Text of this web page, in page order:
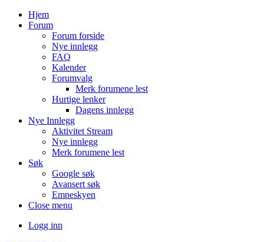
Hjem
Forum
Forum forside
Nye innlegg
FAQ
Kalender
Forumvalg
Merk forumene lest
Hurtige lenker
Dagens innlegg
Nye Innlegg
Aktivitet Stream
Nye innlegg
Merk forumene lest
Søk
Google søk
Avansert søk
Emneskyen
Close menu
Logg inn